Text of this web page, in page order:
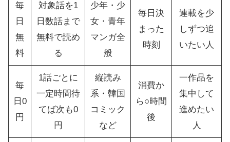
毎
日
無
料
対象話を1
日数話まで
無料で読め
る
少年・少
女・青年
マンガ全
般
毎日決
まった
時刻
連載を少
しずつ追
いたい人
毎
日0
円
1話ごとに
一定時間待
てば次も0
円
縦読み
系・韓国
コミック
など
消費か
ら○時間
後
一作品を
集中して
進めたい
人